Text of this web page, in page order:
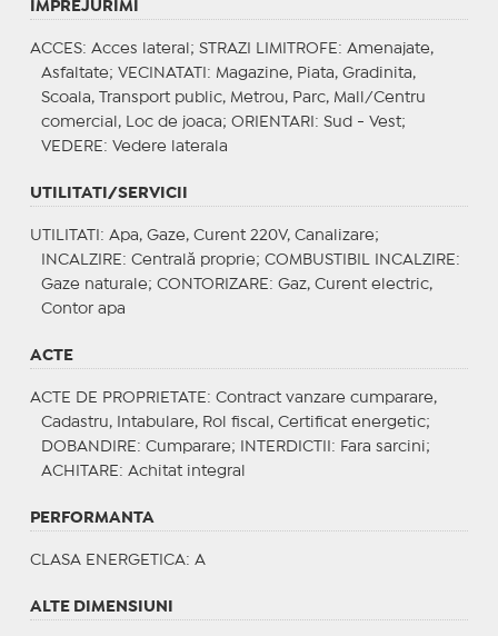
IMPREJURIMI
ACCES: Acces lateral; STRAZI LIMITROFE : Amenajate,
Asfaltate; VECINATATI : Magazine, Piata, Gradinita,
Scoala, Transport public, Metrou, Parc, Mall/Centru
comercial, Loc de joaca; ORIENTARI : Sud - Vest;
VEDERE : Vedere laterala
UTILITATI/SERVICII
UTILITATI : Apa, Gaze, Curent 220V, Canalizare;
INCALZIRE : Centrală proprie; COMBUSTIBIL INCALZIRE :
Gaze naturale; CONTORIZARE : Gaz, Curent electric,
Contor apa
ACTE
ACTE DE PROPRIETATE : Contract vanzare cumparare,
Cadastru, Intabulare, Rol fiscal, Certificat energetic;
DOBANDIRE : Cumparare; INTERDICTII : Fara sarcini;
ACHITARE : Achitat integral
PERFORMANTA
CLASA ENERGETICA: A
ALTE DIMENSIUNI